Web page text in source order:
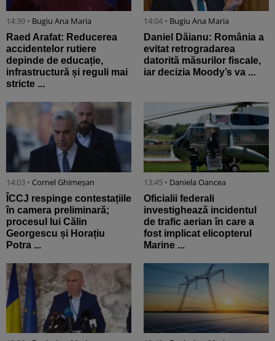
14:39 • Bugiu ⁠Ana Maria
Raed Arafat: Reducerea
accidentelor rutiere
depinde de educație,
infrastructură și reguli mai
stricte ...
14:04 • Bugiu ⁠Ana Maria
Daniel Dăianu: România a
evitat retrogradarea
datorită măsurilor fiscale,
iar decizia Moody’s va ...
14:03 • Cornel Ghimeșan
ÎCCJ respinge contestațiile
în camera preliminară;
procesul lui Călin
Georgescu și Horațiu
Potra ...
13:45 • Daniela Oancea
Oficialii federali
investighează incidentul
de trafic aerian în care a
fost implicat elicopterul
Marine ...